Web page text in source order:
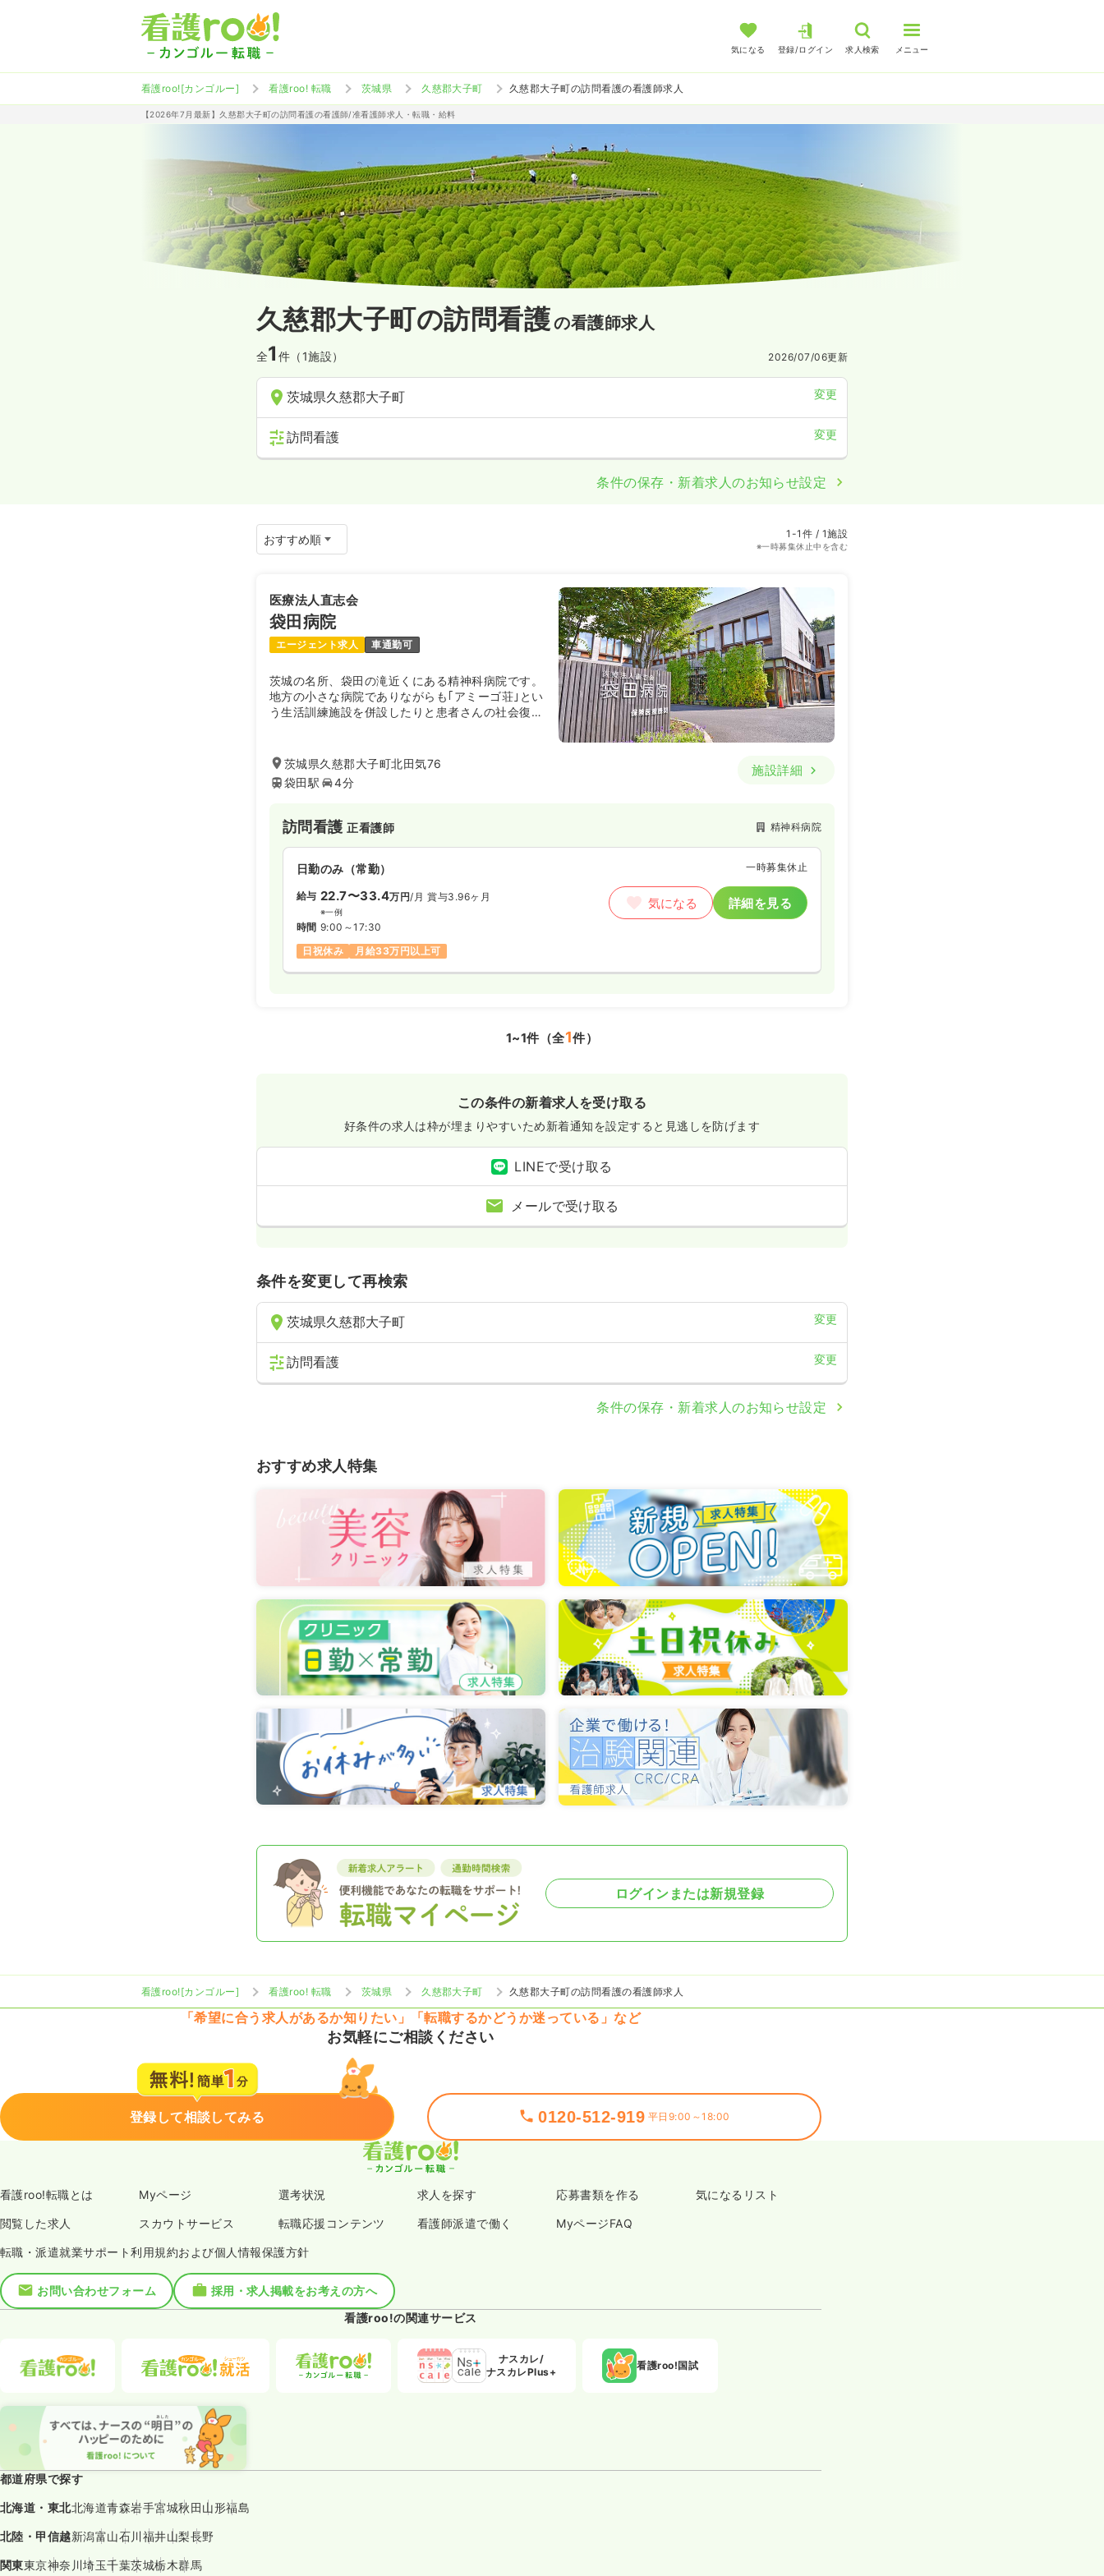
気になる 登録/ログイン 求人検索 メニュー
看護roo![カンゴルー] 看護roo! 転職 茨城県 久慈郡大子町 久慈郡大子町の訪問看護の看護師求人
【2026年7月最新】久慈郡大子町の訪問看護の看護師/准看護師求人・転職・給料
久慈郡大子町の訪問看護の看護師求人
全1 件（1施設） 2026/07/06更新
茨城県久慈郡大子町 変更
訪問看護 変更
条件の保存・新着求人のお知らせ設定
1-1件 / 1施設
※一時募集休止中を含む
医療法人直志会
袋田病院
エージェント求人 車通勤可
茨城の名所、袋田の滝近くにある精神科病院です。
地方の小さな病院でありながらも｢アミーゴ荘｣とい
う生活訓練施設を併設したりと患者さんの社会復帰
茨城県久慈郡大子町北田気76
袋田駅
4分
施設詳細
訪問看護正看護師 精神科病院
日勤のみ（常勤） 一時募集休止
給与 22.7〜33.4万円/月 賞与3.96ヶ月
※一例
時間 9:00～17:30
日祝休み
月給33万円以上可
気になる 詳細を見る
1~1件（全1件）
この条件の新着求人を受け取る
好条件の求人は枠が埋まりやすいため新着通知を設定すると見逃しを防げます
LINEで受け取る
メールで受け取る
条件を変更して再検索
茨城県久慈郡大子町 変更
訪問看護 変更
条件の保存・新着求人のお知らせ設定
おすすめ求人特集
ログインまたは新規登録
看護roo![カンゴルー] 看護roo! 転職 茨城県 久慈郡大子町 久慈郡大子町の訪問看護の看護師求人
「希望に合う求人があるか知りたい」「転職するかどうか迷っている」など
お気軽にご相談ください
登録して相談してみる 0120-512-919 平日9:00～18:00
看護roo!転職とは Myページ 選考状況 求人を探す 応募書類を作る 気になるリスト
閲覧した求人 スカウトサービス 転職応援コンテンツ 看護師派遣で働く MyページFAQ
転職・派遣就業サポート利用規約および個人情報保護方針
お問い合わせフォーム
採用・求人掲載をお考えの方へ
看護roo!の関連サービス
ナスカレ/
ナスカレPlus+
看護roo!国試
都道府県で探す
北海道・東北北海道青森岩手宮城秋田山形福島
北陸・甲信越新潟富山石川福井山梨長野
関東東京神奈川埼玉千葉茨城栃木群馬